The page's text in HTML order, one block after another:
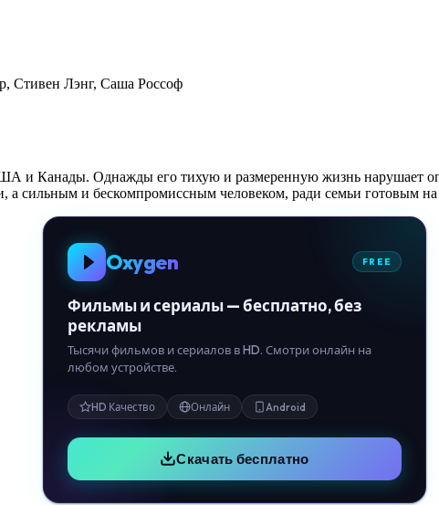
Стивен Лэнг, Саша Россоф
и Канады. Однажды его тихую и размеренную жизнь нарушает
а сильным и бескомпромиссным человеком, ради семьи готовым
Oxygen FREE
Фильмы и сериалы — бесплатно, без
рекламы
Тысячи фильмов и сериалов в HD. Смотри онлайн на
любом устройстве.
HD Качество Онлайн Android
Скачать бесплатно